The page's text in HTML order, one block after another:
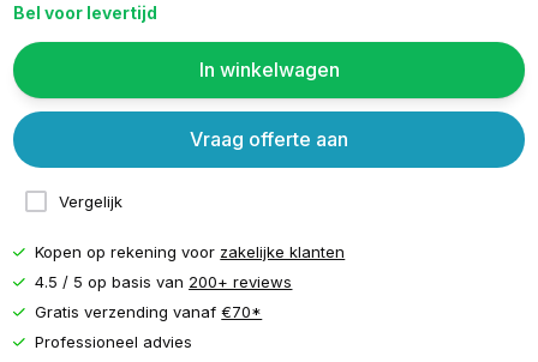
Bel voor levertijd
In winkelwagen
Vergelijk
Vraag offerte aan
Kopen op rekening voor zakelijke klanten
4.5 / 5 op basis van 200+ reviews
Gratis verzending vanaf€70*
Professioneel advies